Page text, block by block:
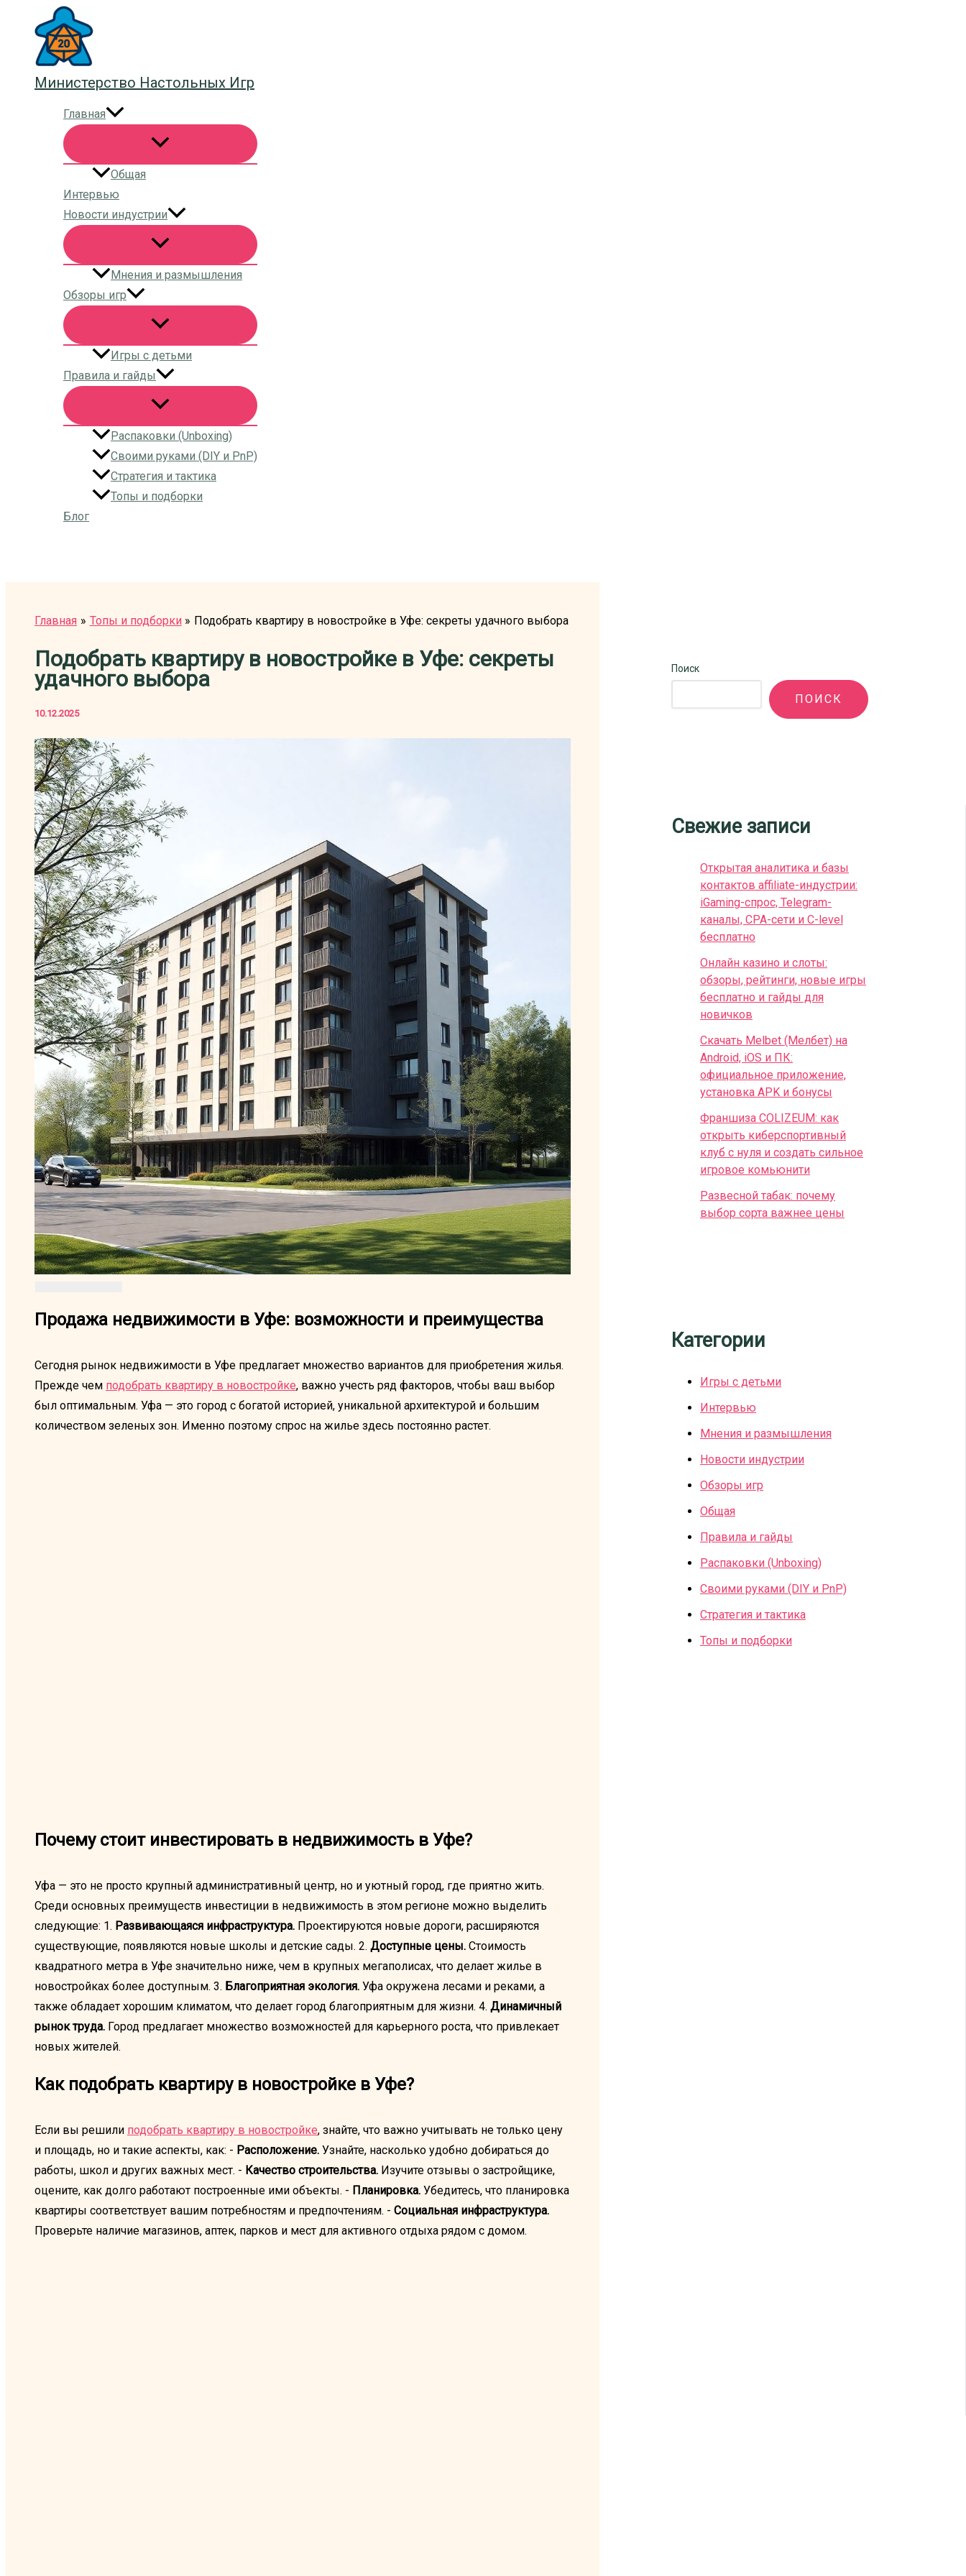
содержимому
Министерство Настольных Игр
Главная
Общая
Интервью
Новости индустрии
Мнения и размышления
Обзоры игр
Игры с детьми
Правила и гайды
Распаковки (Unboxing)
Своими руками (DIY и PnP)
Стратегия и тактика
Топы и подборки
Блог
Главная Топы и подборки Подобрать квартиру в новостройке в Уфе: секреты удачного выбора
Подобрать квартиру в новостройке в Уфе: секреты
удачного выбора
10.12.2025
Продажа недвижимости в Уфе: возможности и преимущества
Сегодня рынок недвижимости в Уфе предлагает множество вариантов для приобретения жилья.
Прежде чем подобрать квартиру в новостройке, важно учесть ряд факторов, чтобы ваш выбор
был оптимальным. Уфа — это город с богатой историей, уникальной архитектурой и большим
количеством зеленых зон. Именно поэтому спрос на жилье здесь постоянно растет.
Почему стоит инвестировать в недвижимость в Уфе?
Уфа — это не просто крупный административный центр, но и уютный город, где приятно жить.
Среди основных преимуществ инвестиции в недвижимость в этом регионе можно выделить
следующие: 1. Развивающаяся инфраструктура. Проектируются новые дороги, расширяются
существующие, появляются новые школы и детские сады. 2. Доступные цены. Стоимость
квадратного метра в Уфе значительно ниже, чем в крупных мегаполисах, что делает жилье в
новостройках более доступным. 3. Благоприятная экология. Уфа окружена лесами и реками, а
также обладает хорошим климатом, что делает город благоприятным для жизни. 4. Динамичный
рынок труда. Город предлагает множество возможностей для карьерного роста, что привлекает
новых жителей.
Как подобрать квартиру в новостройке в Уфе?
Если вы решили подобрать квартиру в новостройке, знайте, что важно учитывать не только цену
и площадь, но и такие аспекты, как: - Расположение. Узнайте, насколько удобно добираться до
работы, школ и других важных мест. - Качество строительства. Изучите отзывы о застройщике,
оцените, как долго работают построенные ими объекты. - Планировка. Убедитесь, что планировка
квартиры соответствует вашим потребностям и предпочтениям. - Социальная инфраструктура.
Проверьте наличие магазинов, аптек, парков и мест для активного отдыха рядом с домом.
Поиск
ПОИСК
Свежие записи
Открытая аналитика и базы
контактов affiliate-индустрии:
iGaming-спрос, Telegram-
каналы, CPA-сети и C-level
бесплатно
Онлайн казино и слоты:
обзоры, рейтинги, новые игры
бесплатно и гайды для
новичков
Скачать Melbet (Мелбет) на
Android, iOS и ПК:
официальное приложение,
установка APK и бонусы
Франшиза COLIZEUM: как
открыть киберспортивный
клуб с нуля и создать сильное
игровое комьюнити
Развесной табак: почему
выбор сорта важнее цены
Категории
Игры с детьми
Интервью
Мнения и размышления
Новости индустрии
Обзоры игр
Общая
Правила и гайды
Распаковки (Unboxing)
Своими руками (DIY и PnP)
Стратегия и тактика
Топы и подборки